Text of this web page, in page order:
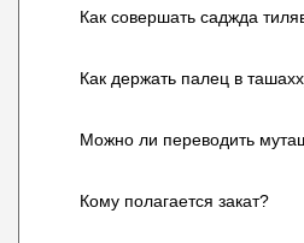
Как совершать саджда
Как держать палец в
Можно ли переводить
Кому полагается закат?